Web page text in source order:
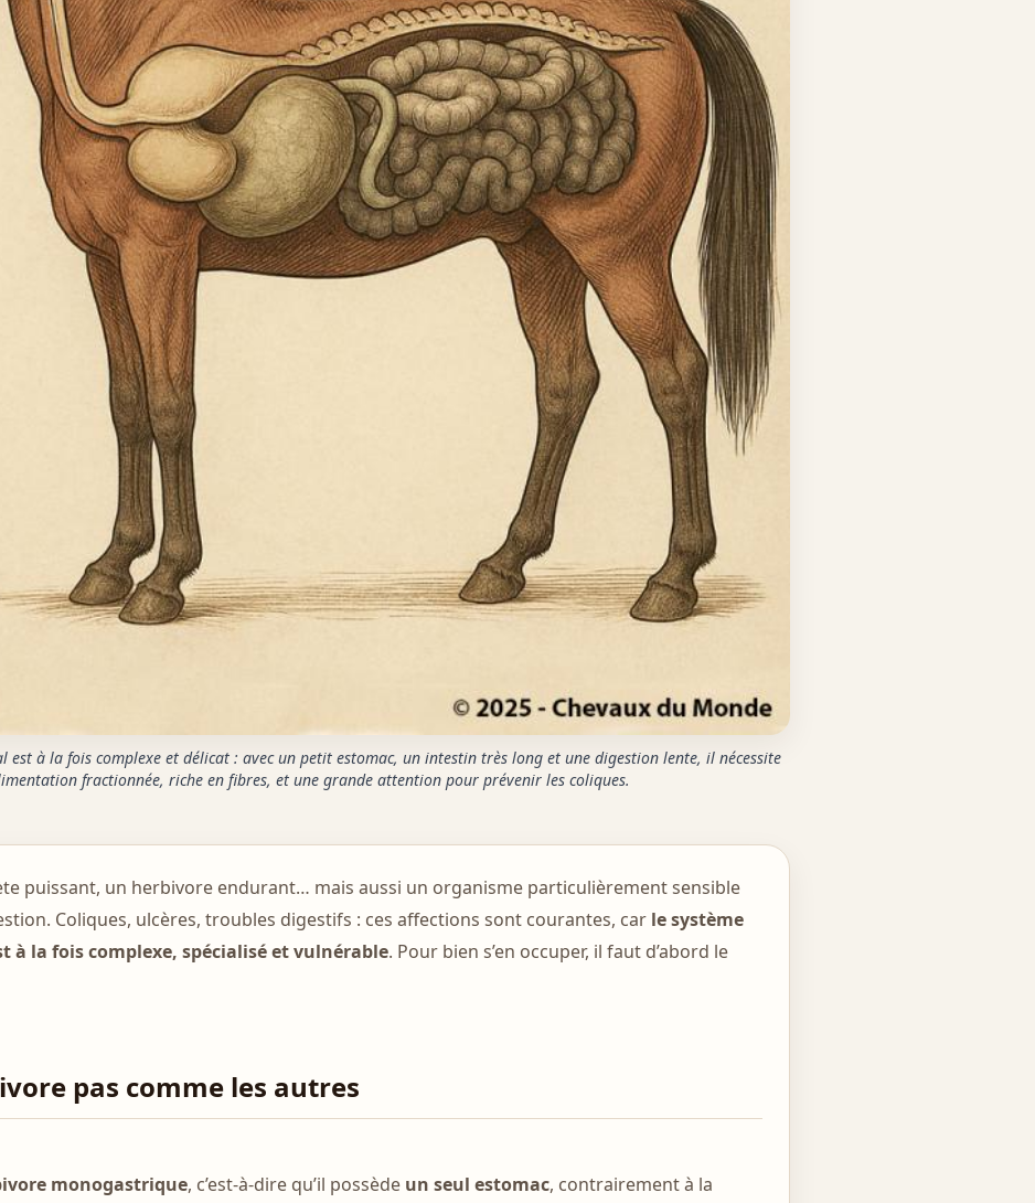
est à la fois complexe et délicat : avec un petit estomac, un intestin très long et une digestion lente, il nécessite
fractionnée, riche en fibres, et une grande attention pour prévenir les coliques.
puissant, un herbivore endurant… mais aussi un organisme particulièrement sensible
Coliques, ulcères, troubles digestifs : ces affections sont courantes, car le système
à la fois complexe, spécialisé et vulnérable. Pour bien s’en occuper, il faut d’abord le
pas comme les autres
monogastrique, c’est-à-dire qu’il possède un seul estomac, contrairement à la